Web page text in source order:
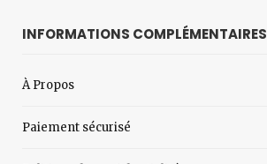
INFORMATIONS COMPLÉMENTAIRES
À Propos
Paiement sécurisé